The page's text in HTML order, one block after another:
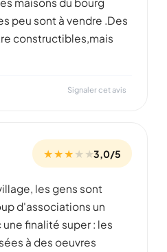
peu sont à vendre .Des
constructibles,mais
Signaler cet avis
★ ★ ★★ ★3,0/5
les gens sont
d'associations un
finalité super : les
à des oeuvres